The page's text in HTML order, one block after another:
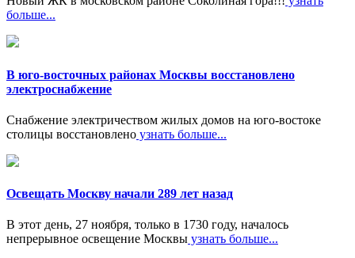
больше...
В юго-восточных районах Москвы восстановлено
электроснабжение
Снабжение электричеством жилых домов на юго-востоке
столицы восстановлено узнать больше...
Освещать Москву начали 289 лет назад
В этот день, 27 ноября, только в 1730 году, началось
непрерывное освещение Москвы узнать больше...